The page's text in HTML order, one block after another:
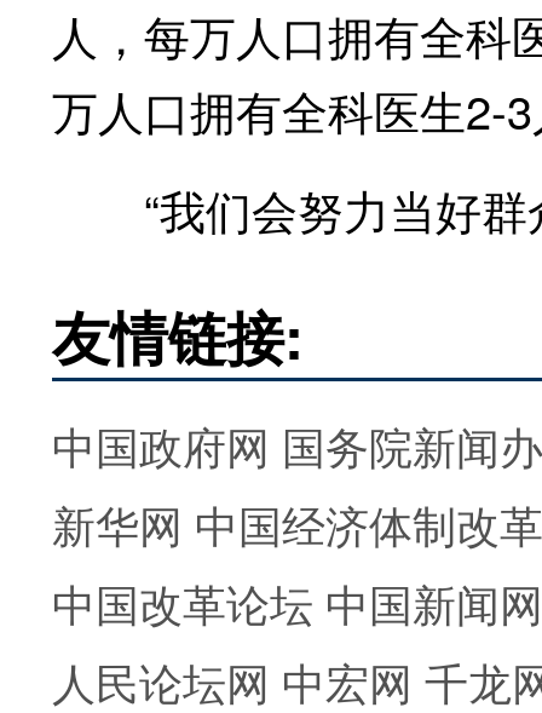
人，每万人口拥有全科
万人口拥有全科医生2-
“我们会努力当好群
友情链接:
中国政府网 国务院新闻
新华网 中国经济体制改
中国改革论坛 中国新闻网
人民论坛网 中宏网 千龙